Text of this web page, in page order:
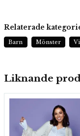
Liknande
Relaterade
Barn Mönster